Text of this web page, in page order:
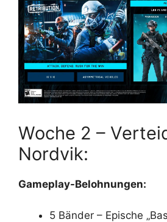
Woche 2 –
Nordvik:
Gameplay-Belohnungen:
5 Bänder – Epische